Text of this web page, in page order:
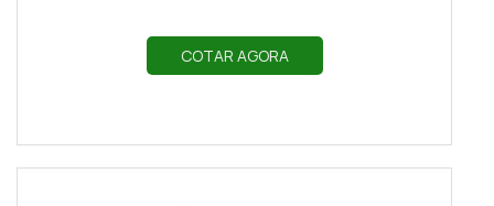
COTAR AGORA